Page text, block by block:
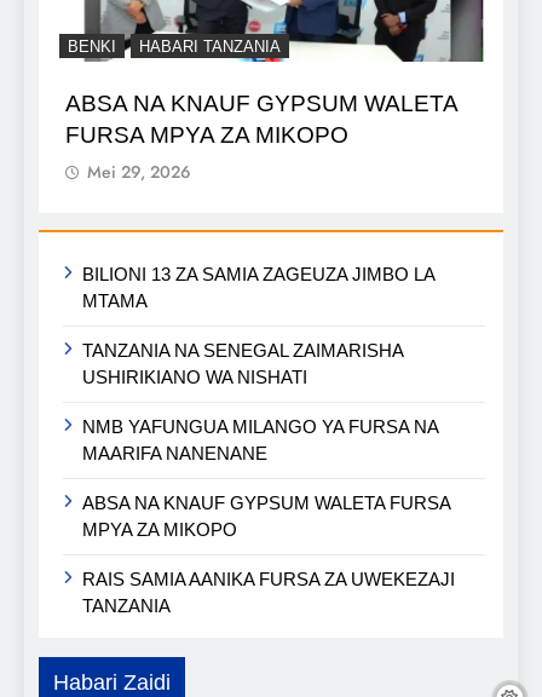
BENKI HABARI TANZANIA
ABSA NA KNAUF GYPSUM WALETA
FURSA MPYA ZA MIKOPO
Mei 29, 2026
BILIONI 13 ZA SAMIA ZAGEUZA JIMBO LA
MTAMA
TANZANIA NA SENEGAL ZAIMARISHA
USHIRIKIANO WA NISHATI
NMB YAFUNGUA MILANGO YA FURSA NA
MAARIFA NANENANE
ABSA NA KNAUF GYPSUM WALETA FURSA
MPYA ZA MIKOPO
RAIS SAMIA AANIKA FURSA ZA UWEKEZAJI
TANZANIA
Habari Zaidi